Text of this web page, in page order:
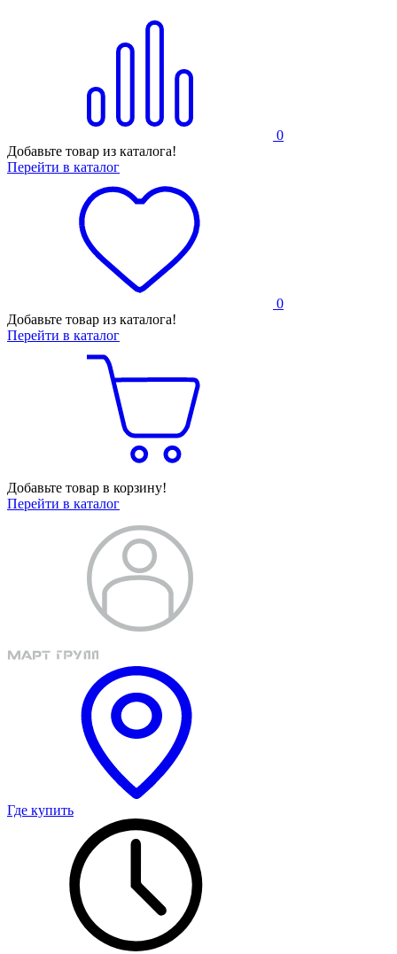
0
Добавьте товар из каталога!
Перейти в каталог
0
Добавьте товар из каталога!
Перейти в каталог
Добавьте товар в корзину!
Перейти в каталог
Где купить